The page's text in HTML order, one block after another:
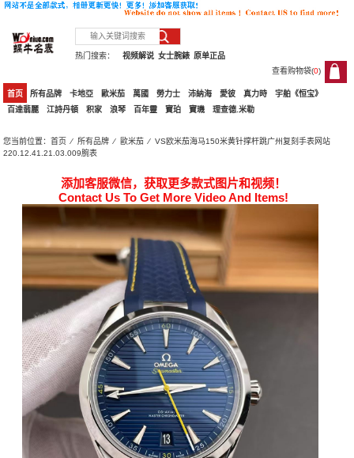
热门搜索： 原单正品
女士腕錶
视频解说
查看购物袋(0)
0
首页 所有品牌 卡地亞 歐米茄 萬國 勞力士 沛納海 愛彼 真力時
宇舶《恒宝》
百達翡麗
江詩丹頓 积家 浪琴 百年靈 寶珀 寶璣 理查德.米勒
您当前位置：首页 ⁄所有品牌 ⁄ 歐米茄 ⁄ VS欧米茄海马150米黄针撑杆跳广州复刻手表网站
220.12.41.21.03.009腕表
添加客服微信，获取更多款式图片和视频！
Contact Us To Get More Video And Items!